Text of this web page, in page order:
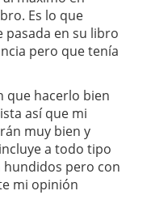
Es lo que
pasada en su libro
pero que tenía
que hacerlo bien
así que mi
muy bien y
a todo tipo
pero con
mi opinión